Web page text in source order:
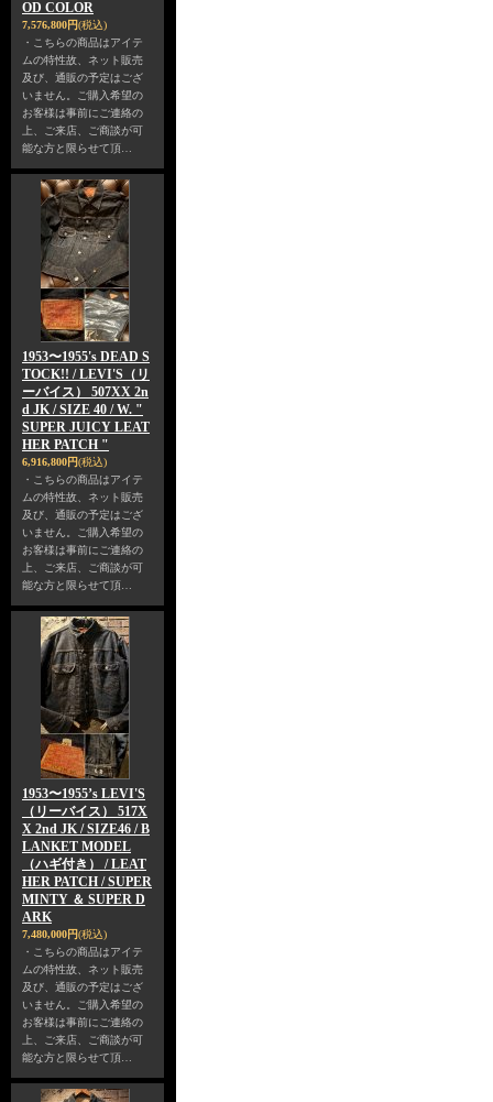
OD COLOR
7,576,800円(税込)
・こちらの商品はアイテ
ムの特性故、ネット販売
及び、通販の予定はござ
いません。ご購入希望の
お客様は事前にご連絡の
上、ご来店、ご商談が可
能な方と限らせて頂…
1953〜1955's DEAD S
TOCK!! / LEVI'S（リ
ーバイス） 507XX 2n
d JK / SIZE 40 / W. "
SUPER JUICY LEAT
HER PATCH "
6,916,800円(税込)
・こちらの商品はアイテ
ムの特性故、ネット販売
及び、通販の予定はござ
いません。ご購入希望の
お客様は事前にご連絡の
上、ご来店、ご商談が可
能な方と限らせて頂…
1953〜1955’s LEVI'S
（リーバイス） 517X
X 2nd JK / SIZE46 / B
LANKET MODEL
（ハギ付き） / LEAT
HER PATCH / SUPER
MINTY ＆ SUPER D
ARK
7,480,000円(税込)
・こちらの商品はアイテ
ムの特性故、ネット販売
及び、通販の予定はござ
いません。ご購入希望の
お客様は事前にご連絡の
上、ご来店、ご商談が可
能な方と限らせて頂…